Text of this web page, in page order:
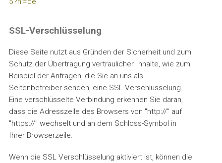
SSL-Verschlüsselung
Diese Seite nutzt aus Gründen der Sicherheit und zum
Schutz der Übertragung vertraulicher Inhalte, wie zum
Beispiel der Anfragen, die Sie an uns als
Seitenbetreiber senden, eine SSL-Verschlüsselung.
Eine verschlüsselte Verbindung erkennen Sie daran,
dass die Adresszeile des Browsers von "http://" auf
"https://" wechselt und an dem Schloss-Symbol in
Ihrer Browserzeile.
Wenn die SSL Verschlüsselung aktiviert ist, können die